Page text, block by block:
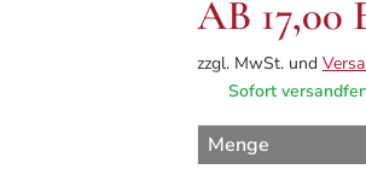
AB 17,00
zzgl. MwSt. und
Sofort
Menge